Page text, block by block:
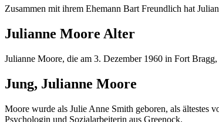
Zusammen mit ihrem Ehemann Bart Freundlich hat
Julianne Moore Alter
Julianne Moore, die am 3. Dezember 1960 in Fort
Jung, Julianne Moore
Moore wurde als Julie Anne Smith geboren, als ältestes
Psychologin und Sozialarbeiterin aus Greenock.